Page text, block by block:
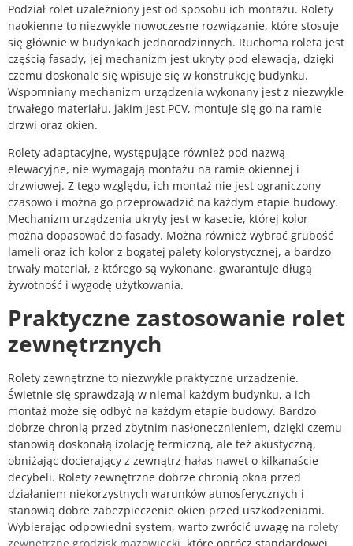
Podział rolet uzależniony jest od sposobu ich montażu. Rolety
naokienne to niezwykle nowoczesne rozwiązanie, które stosuje
się głównie w budynkach jednorodzinnych. Ruchoma roleta jest
częścią fasady, jej mechanizm jest ukryty pod elewacją, dzięki
czemu doskonale się wpisuje się w konstrukcję budynku.
Wspomniany mechanizm urządzenia wykonany jest z niezwykle
trwałego materiału, jakim jest PCV, montuje się go na ramie
drzwi oraz okien.
Rolety adaptacyjne, występujące również pod nazwą
elewacyjne, nie wymagają montażu na ramie okiennej i
drzwiowej. Z tego względu, ich montaż nie jest ograniczony
czasowo i można go przeprowadzić na każdym etapie budowy.
Mechanizm urządzenia ukryty jest w kasecie, której kolor
można dopasować do fasady. Można również wybrać grubość
lameli oraz ich kolor z bogatej palety kolorystycznej, a bardzo
trwały materiał, z którego są wykonane, gwarantuje długą
żywotność i wygodę użytkowania.
Praktyczne zastosowanie rolet
zewnętrznych
Rolety zewnętrzne to niezwykle praktyczne urządzenie.
Świetnie się sprawdzają w niemal każdym budynku, a ich
montaż może się odbyć na każdym etapie budowy. Bardzo
dobrze chronią przed zbytnim nasłonecznieniem, dzięki czemu
stanowią doskonałą izolację termiczną, ale też akustyczną,
obniżając docierający z zewnątrz hałas nawet o kilkanaście
decybeli. Rolety zewnętrzne dobrze chronią okna przed
działaniem niekorzystnych warunków atmosferycznych i
stanowią dobre zabezpieczenie okien przed uszkodzeniami.
Wybierając odpowiedni system, warto zwrócić uwagę na rolety